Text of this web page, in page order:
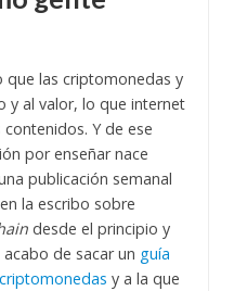
que las criptomonedas y
y al valor, lo que internet
Y de ese
por enseñar nace
publicación semanal
la escribo sobre
desde el principio y
de sacar un guía
y a la que